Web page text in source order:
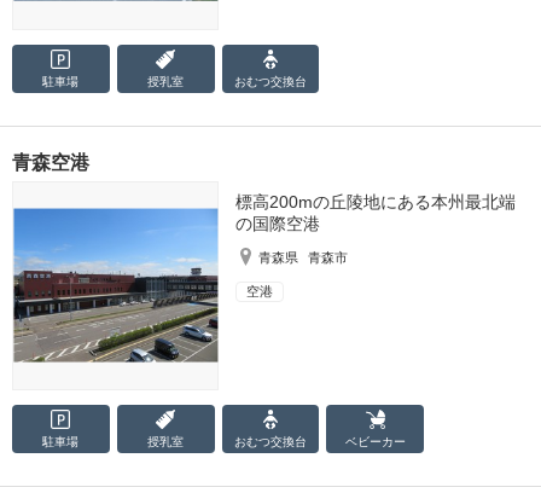
駐車場 授乳室 おむつ交換台
青森空港
標高200mの丘陵地にある本州最北端
の国際空港
青森県 青森市
空港
駐車場 授乳室 おむつ交換台 ベビーカー